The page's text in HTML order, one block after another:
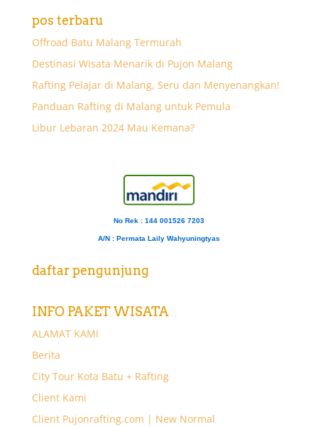
pos terbaru
Offroad Batu Malang Termurah
Destinasi Wisata Menarik di Pujon Malang
Rafting Pelajar di Malang, Seru dan Menyenangkan!
Panduan Rafting di Malang untuk Pemula
Libur Lebaran 2024 Mau Kemana?
No Rek : 144 001526 7203
A/N : Permata Laily Wahyuningtyas
daftar pengunjung
INFO PAKET WISATA
ALAMAT KAMI
Berita
City Tour Kota Batu + Rafting
Client Kami
Client Pujonrafting.com | New Normal